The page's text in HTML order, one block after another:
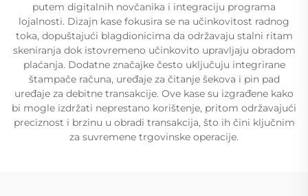
putem digitalnih novčanika i integraciju programa
lojalnosti. Dizajn kase fokusira se na učinkovitost radnog
toka, dopuštajući blagdionicima da održavaju stalni ritam
skeniranja dok istovremeno učinkovito upravljaju obradom
plaćanja. Dodatne značajke često uključuju integrirane
štampače računa, uređaje za čitanje šekova i pin pad
uređaje za debitne transakcije. Ove kase su izgrađene kako
bi mogle izdržati neprestano korištenje, pritom održavajući
preciznost i brzinu u obradi transakcija, što ih čini ključnim
za suvremene trgovinske operacije.